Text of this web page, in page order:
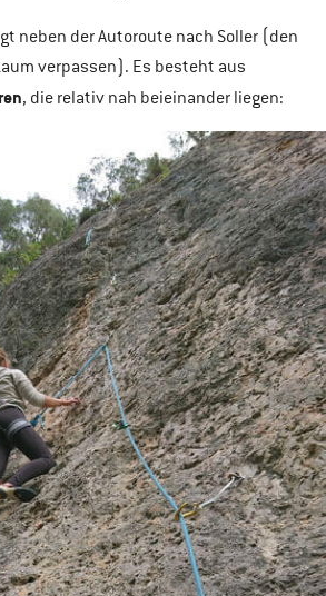
neben der Autoroute nach Soller (den
verpassen). Es besteht aus
, die relativ nah beieinander liegen: